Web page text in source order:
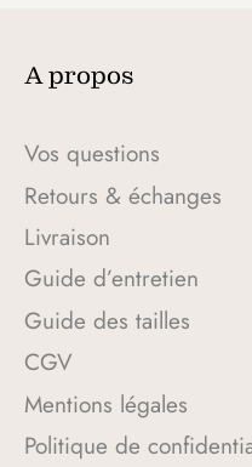
A propos
Vos questions
Retours & échanges
Livraison
Guide d’entretien
Guide des tailles
CGV
Mentions légales
Politique de